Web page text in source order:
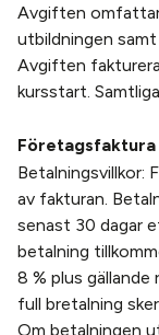
Avgiften
utbildningen
Avgiften
kursstart.
Företagsfaktura
Betalningsvillkor:
av fakturan.
senast 30 dagar
betalning
8 % plus
full bretalning sker.
Om betalningen